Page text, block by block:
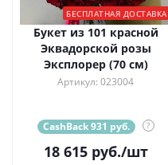
БЕСПЛАТНАЯ ДОСТАВКА
Букет из 101 красной
Эквадорской розы
Эксплорер (70 см)
Артикул: 023004
CashBack 931 руб. ?
18 615руб./шт